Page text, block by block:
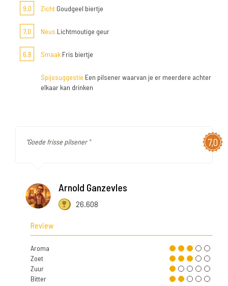
9,0
Zicht Goudgeel biertje
7,0 Neus Lichtmoutige geur
6,8 Smaak Fris biertje
Spijssuggestie Een pilsener waarvan je er meerdere achter
elkaar kan drinken
7,0
"Goede frisse pilsener "
Arnold Ganzevles
26.608
Review
Aroma
Zoet
Zuur
Bitter